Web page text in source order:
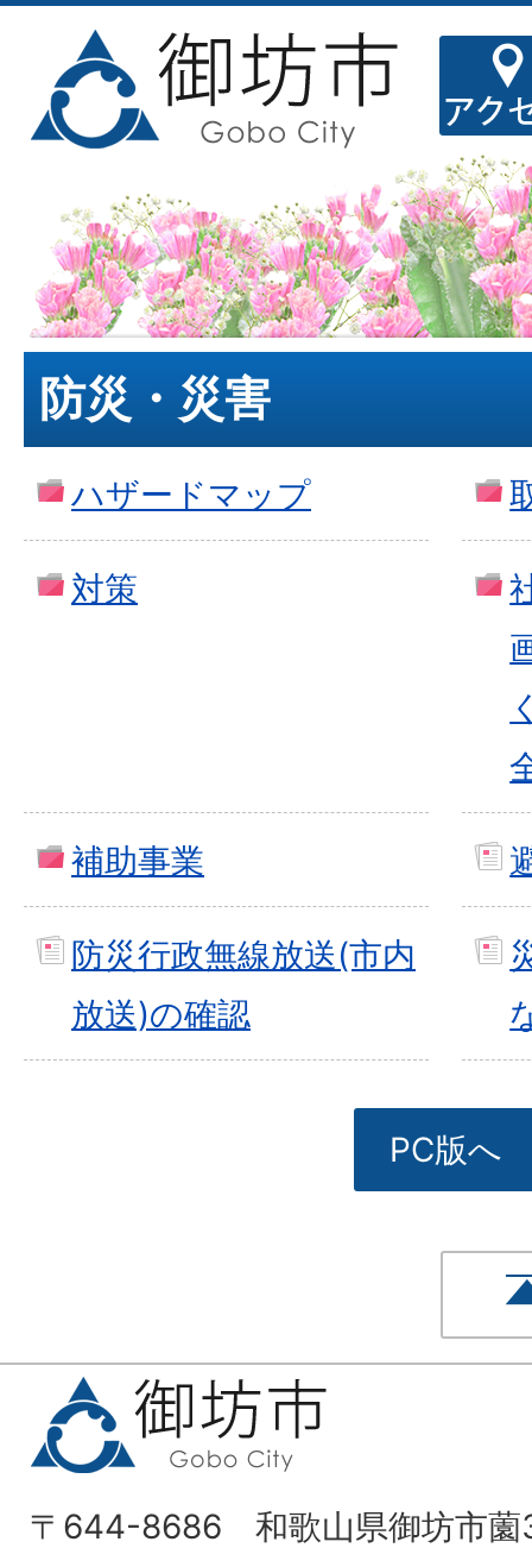
防災・災害
ハザードマップ
対策
補助事業
防災行政無線放送(市内
放送)の確認
PC版へ
〒644-8686 和歌山県御坊市薗